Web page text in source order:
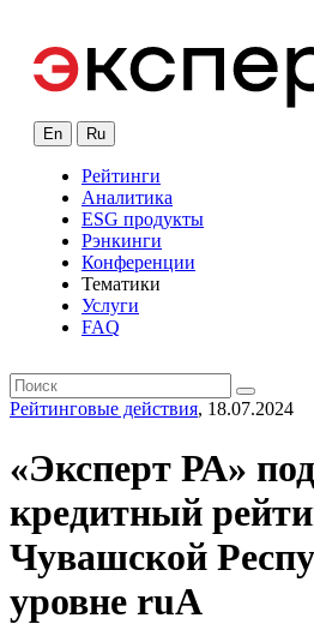
En Ru
Рейтинги
Аналитика
ESG продукты
Рэнкинги
Конференции
Тематики
Услуги
FAQ
Рейтинговые действия, 18.07.2024
«Эксперт РА»
кредитный
Чувашской
уровне ruА